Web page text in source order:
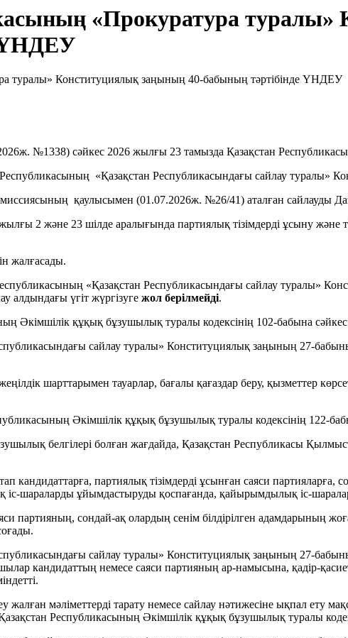
«Прокуратура
ҮНДЕУ
№1338) сәйкес 2026 жылғы 23 тамызда Қазақстан
«Қазақстан Республикасындағы сайлау туралы»
қаулысымен (01.07.2026ж. №26/41) аталған сайлауды
2 және 23 шілде аралығында партиялық тізімдерді ұсыну және
жалғасады.
«Қазақстан Республикасындағы сайлау туралы»
алдындағы үгiт жүргізуге жол берілмейді.
Әкімшілік құқық бұзушылық туралы кодексінің 102-бабына
сайлау туралы» Конституциялық заңының 27-
шарттарымен тауарлар, бағалы қағаздар беру, қызметтер
Әкімшілік құқық бұзушылық туралы кодексінің 122-
белгілері болған жағдайда, Қазақстан Республикасы
кандидаттарға, партиялық тізімдерді ұсынған саяси
іс-шараларды ұйымдастыруды қоспағанда, қайырымдылық іс-
партияның, сондай-ақ олардың сенім білдірілген адамдарының
сайлау туралы» Конституциялық заңының 27-
кандидаттың немесе саяси партияның ар-намысына, қадір-
жалған мәліметтерді тарату немесе сайлау нәтижесіне ықпал ету
Қазақстан Республикасының Әкімшілік құқық бұзушылық туралы